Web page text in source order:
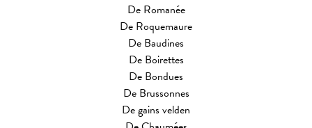
De Romanée
De Roquemaure
De Baudines
De Boirettes
De Bondues
De Brussonnes
De gains velden